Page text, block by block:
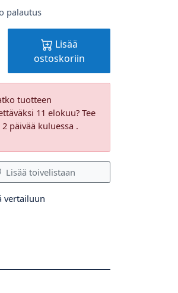
palautus
Lisää
ostoskoriin
tuotteen
11 elokuu? Tee
päivää kuluessa .
Lisää toivelistaan
vertailuun